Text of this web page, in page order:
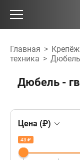
Главная >
техника > Дюбель
Дюбель -
Цена (₽)
43 ₽